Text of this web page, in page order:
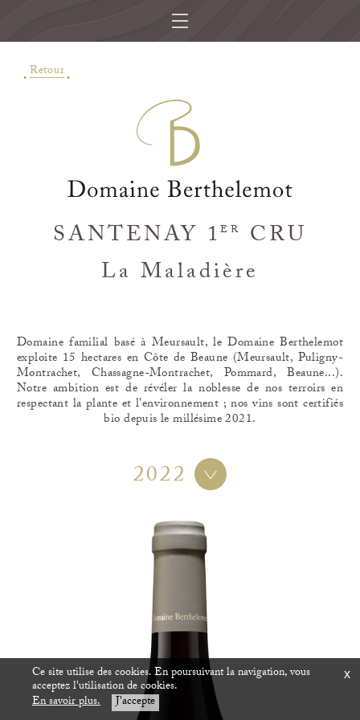
Retour
SANTENAY 1ER
CRU
La Maladière
Domaine familial basé à Meursault, le Domaine Berthelemot
exploite 15 hectares en Côte de Beaune (Meursault, Puligny-
Montrachet, Chassagne-Montrachet, Pommard, Beaune...).
Notre ambition est de révéler la noblesse de nos terroirs en
respectant la plante et l'environnement ; nos vins sont certifiés
bio depuis le millésime 2021.
2022
Ce site utilise des cookies. En poursuivant la navigation, vous
acceptez l'utilisation de cookies.
En savoir plus. J'accepte
x